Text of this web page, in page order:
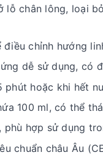
lỗ chân lông, loại
chỉnh hướng
dễ sử dụng, có
phút hoặc khi hết
100 ml, có thể
phù hợp sử dụng
chuẩn châu Âu